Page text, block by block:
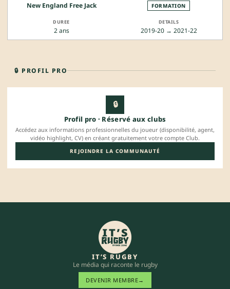
New England Free Jack FORMATION
2 ans 2019-20 → 2021-22
🔒 PROFIL PRO
🔒
Profil pro · Réservé aux clubs
Accédez aux informations professionnelles du joueur (disponibilité, agent,
vidéo highlight, CV) en créant gratuitement votre compte Club.
REJOINDRE LA COMMUNAUTÉ
IT’S RUGBY
Le média qui raconte le rugby
DEVENIR MEMBRE→